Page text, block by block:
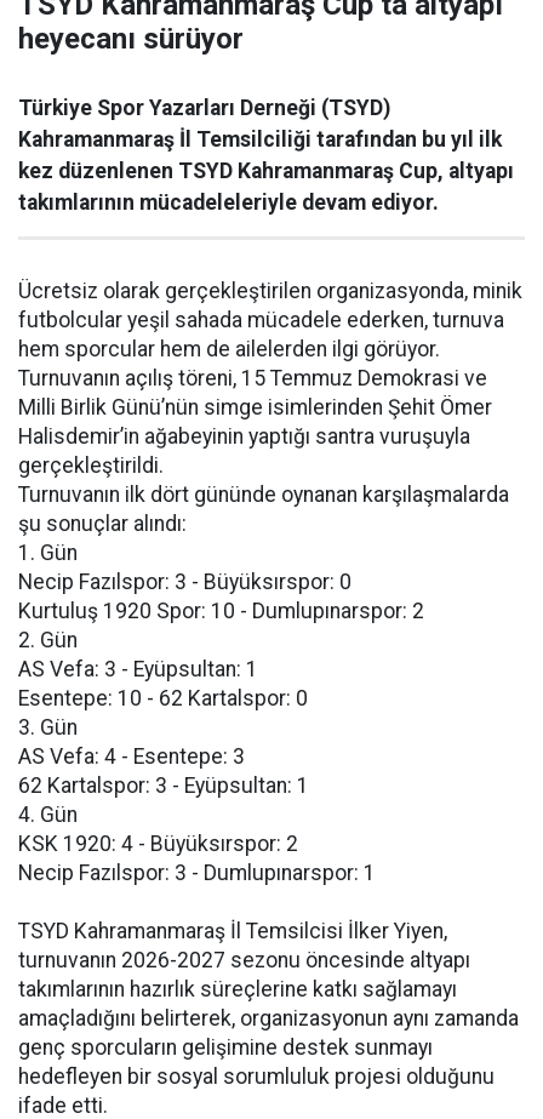
heyecanı sürüyor
Türkiye Spor Yazarları Derneği (TSYD)
Kahramanmaraş İl Temsilciliği tarafından bu yıl ilk
kez düzenlenen TSYD Kahramanmaraş Cup, altyapı
takımlarının mücadeleleriyle devam ediyor.
Ücretsiz olarak gerçekleştirilen organizasyonda, minik
futbolcular yeşil sahada mücadele ederken, turnuva
hem sporcular hem de ailelerden ilgi görüyor.
Turnuvanın açılış töreni, 15 Temmuz Demokrasi ve
Milli Birlik Günü’nün simge isimlerinden Şehit Ömer
Halisdemir’in ağabeyinin yaptığı santra vuruşuyla
gerçekleştirildi.
Turnuvanın ilk dört gününde oynanan karşılaşmalarda
şu sonuçlar alındı:
1. Gün
Necip Fazılspor: 3 - Büyüksırspor: 0
Kurtuluş 1920 Spor: 10 - Dumlupınarspor: 2
2. Gün
AS Vefa: 3 - Eyüpsultan: 1
Esentepe: 10 - 62 Kartalspor: 0
3. Gün
AS Vefa: 4 - Esentepe: 3
62 Kartalspor: 3 - Eyüpsultan: 1
4. Gün
KSK 1920: 4 - Büyüksırspor: 2
Necip Fazılspor: 3 - Dumlupınarspor: 1
TSYD Kahramanmaraş İl Temsilcisi İlker Yiyen,
turnuvanın 2026-2027 sezonu öncesinde altyapı
takımlarının hazırlık süreçlerine katkı sağlamayı
amaçladığını belirterek, organizasyonun aynı zamanda
genç sporcuların gelişimine destek sunmayı
hedefleyen bir sosyal sorumluluk projesi olduğunu
ifade etti.